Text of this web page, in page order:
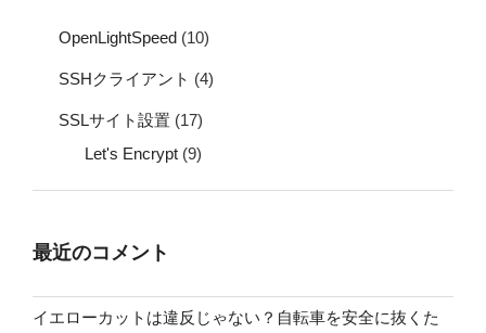
OpenLightSpeed (10)
SSHクライアント (4)
SSLサイト設置 (17)
Let's Encrypt (9)
最近のコメント
イエローカットは違反じゃない？自転車を安全に抜くた